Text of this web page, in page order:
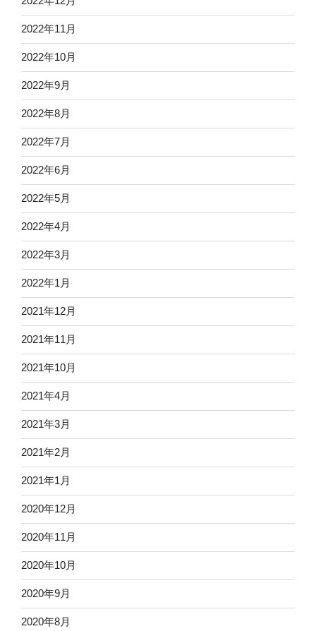
2022年11月
2022年10月
2022年9月
2022年8月
2022年7月
2022年6月
2022年5月
2022年4月
2022年3月
2022年1月
2021年12月
2021年11月
2021年10月
2021年4月
2021年3月
2021年2月
2021年1月
2020年12月
2020年11月
2020年10月
2020年9月
2020年8月